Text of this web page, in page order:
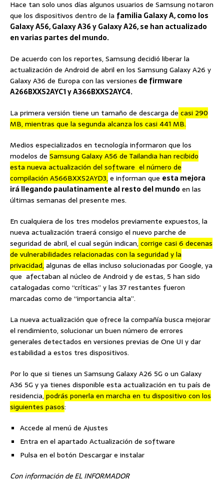
Hace tan solo unos días algunos usuarios de Samsung notaron
que los dispositivos dentro de la familia Galaxy A, como los
Galaxy A56, Galaxy A36 y Galaxy A26, se han actualizado
en varias partes del mundo.
De acuerdo con los reportes, Samsung decidió liberar la
actualización de Android de abril en los Samsung Galaxy A26 y
Galaxy A36 de Europa con las versiones de firmware
A266BXXS2AYC1 y A366BXXS2AYC4.
La primera versión tiene un tamaño de descarga de casi 290
MB, mientras que la segunda alcanza los casi 441 MB.
Medios especializados en tecnología informaron que los
modelos de Samsung Galaxy A56 de Tailandia han recibido
esta nueva actualización del software el número de
compilación A566BXXS2AYD3,e informan que esta mejora
irá llegando paulatinamente al resto del mundo en las
últimas semanas del presente mes.
En cualquiera de los tres modelos previamente expuestos, la
nueva actualización traerá consigo el nuevo parche de
seguridad de abril, el cual según indican,corrige casi 6 decenas
de vulnerabilidades relacionadas con la seguridad y la
privacidad,algunas de ellas incluso solucionadas por Google, ya
que afectaban al núcleo de Android y de estas, 5 han sido
catalogadas como “críticas” y las 37 restantes fueron
marcadas como de “importancia alta”.
La nueva actualización que ofrece la compañía busca mejorar
el rendimiento, solucionar un buen número de errores
generales detectados en versiones previas de One UI y dar
estabilidad a estos tres dispositivos.
Por lo que si tienes un Samsung Galaxy A26 5G o un Galaxy
A36 5G y ya tienes disponible esta actualización en tu país de
residencia,podrás ponerla en marcha en tu dispositivo con los
siguientes pasos:
Accede al menú de Ajustes
Entra en el apartado Actualización de software
Pulsa en el botón Descargar e instalar
Con información de EL INFORMADOR